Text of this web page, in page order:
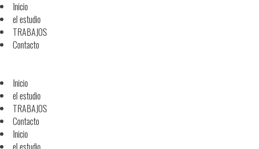
Inicio
el estudio
TRABAJOS
Contacto
Inicio
el estudio
TRABAJOS
Contacto
Inicio